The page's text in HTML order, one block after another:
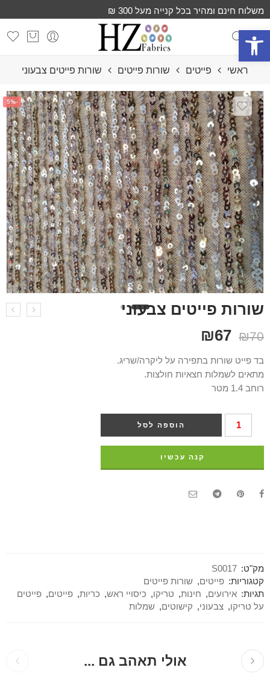
פתח סרגל נגישות
משלוח חינם ומהיר בכל קנייה מעל 300 ₪
ראשי פייטים שורות פייטים שורות פייטים צבעוני
-5%
שורות פייטים צבעוני
₪70
₪67
בד פייט שורות בתפירה על ליקרה/שריג.
מתאים לשמלות חצאיות חולצות.
רוחב 1.4 מטר
הוספה לסל
קנה עכשיו
מק"ט: S0017
קטגוריות: פייטים, שורות פייטים
תגיות: אירועים, חינות, טריקו, כיסויי ראש, כריות, פייטים, פייטים
על טריקו, צבעוני, קישוטים, שמלות
אולי תאהב גם ...